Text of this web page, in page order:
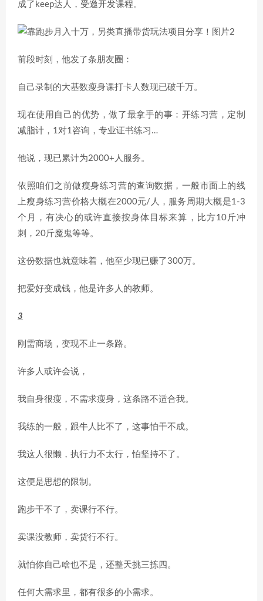
成了keep达人，受邀开发课程。
前段时刻，他发了条朋友圈：
自己录制的大基数瘦身课打卡人数现已破千万。
现在使用自己的优势，做了最拿手的事：开练习营，定制
减脂计，1对1咨询，专业证书练习…
他说，现已累计为2000+人服务。
依照咱们之前做瘦身练习营的查询数据，一般市面上的线
上瘦身练习营价格大概在2000元/人，服务周期大概是1-3
个月，有决心的或许直接按身体目标来算，比方10斤冲
刺，20斤魔鬼等等。
这份数据也就意味着，他至少现已赚了300万。
把爱好变成钱，他是许多人的教师。
3
刚需商场，变现不止一条路。
许多人或许会说，
我自身很瘦，不需求瘦身，这条路不适合我。
我练的一般，跟牛人比不了，这事怕干不成。
我这人很懒，执行力不太行，怕坚持不了。
这便是思想的限制。
跑步干不了，卖课行不行。
卖课没教师，卖货行不行。
就怕你自己啥也不是，还整天挑三拣四。
任何大需求里，都有很多的小需求。